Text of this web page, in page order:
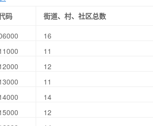
码
街道、村、社区总数
16
11
12
11
14
12